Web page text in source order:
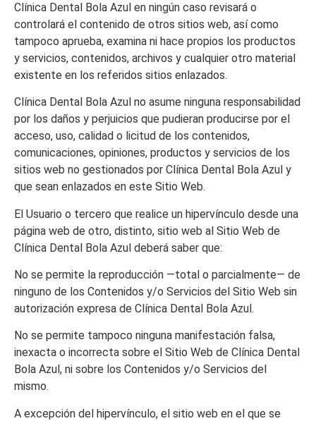
Clínica Dental Bola Azul en ningún caso revisará o
controlará el contenido de otros sitios web, así como
tampoco aprueba, examina ni hace propios los productos
y servicios, contenidos, archivos y cualquier otro material
existente en los referidos sitios enlazados.
Clínica Dental Bola Azul no asume ninguna responsabilidad
por los daños y perjuicios que pudieran producirse por el
acceso, uso, calidad o licitud de los contenidos,
comunicaciones, opiniones, productos y servicios de los
sitios web no gestionados por Clínica Dental Bola Azul y
que sean enlazados en este Sitio Web.
El Usuario o tercero que realice un hipervínculo desde una
página web de otro, distinto, sitio web al Sitio Web de
Clínica Dental Bola Azul deberá saber que:
No se permite la reproducción —total o parcialmente— de
ninguno de los Contenidos y/o Servicios del Sitio Web sin
autorización expresa de Clínica Dental Bola Azul.
No se permite tampoco ninguna manifestación falsa,
inexacta o incorrecta sobre el Sitio Web de Clínica Dental
Bola Azul , ni sobre los Contenidos y/o Servicios del
mismo.
A excepción del hipervínculo, el sitio web en el que se